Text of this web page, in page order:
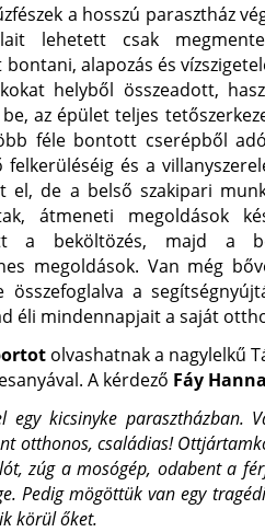
a hosszú parasztház
lehetett csak
alapozás és
helyből összeadott,
az épület teljes
féle bontott cserépből
és a
el, de a belső szakipari
átmeneti megoldások
a beköltözés, majd a
megoldások. Van még
a
éli mindennapjait a saját
olvashatnak a nagylelkű
A kérdező Fáy
egy kicsinyke parasztházban.
otthonos, családias!
zúg a mosógép, odabent a
Pedig mögöttük van egy
körül őket.